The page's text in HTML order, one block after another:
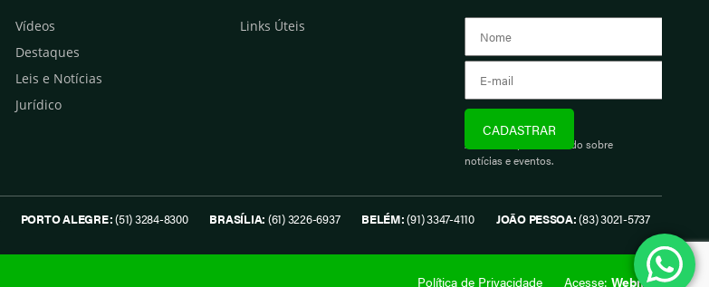
Vídeos
Destaques
Leis e Notícias
Jurídico
Links Úteis
Assine e fique informado sobre
notícias e eventos.
PORTO ALEGRE:(51) 3284-8300 BRASÍLIA: (61) 3226-6937 BELÉM:(91) 3347-4110 JOÃO PESSOA:(83) 3021-5737
Política de Privacidade Acesse: Webmail